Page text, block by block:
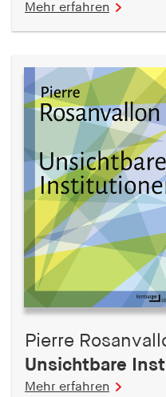
Mehr erfahren
Pierre
Unsichtbare
Mehr erfahren